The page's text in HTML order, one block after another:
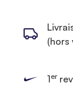
(hors
1er